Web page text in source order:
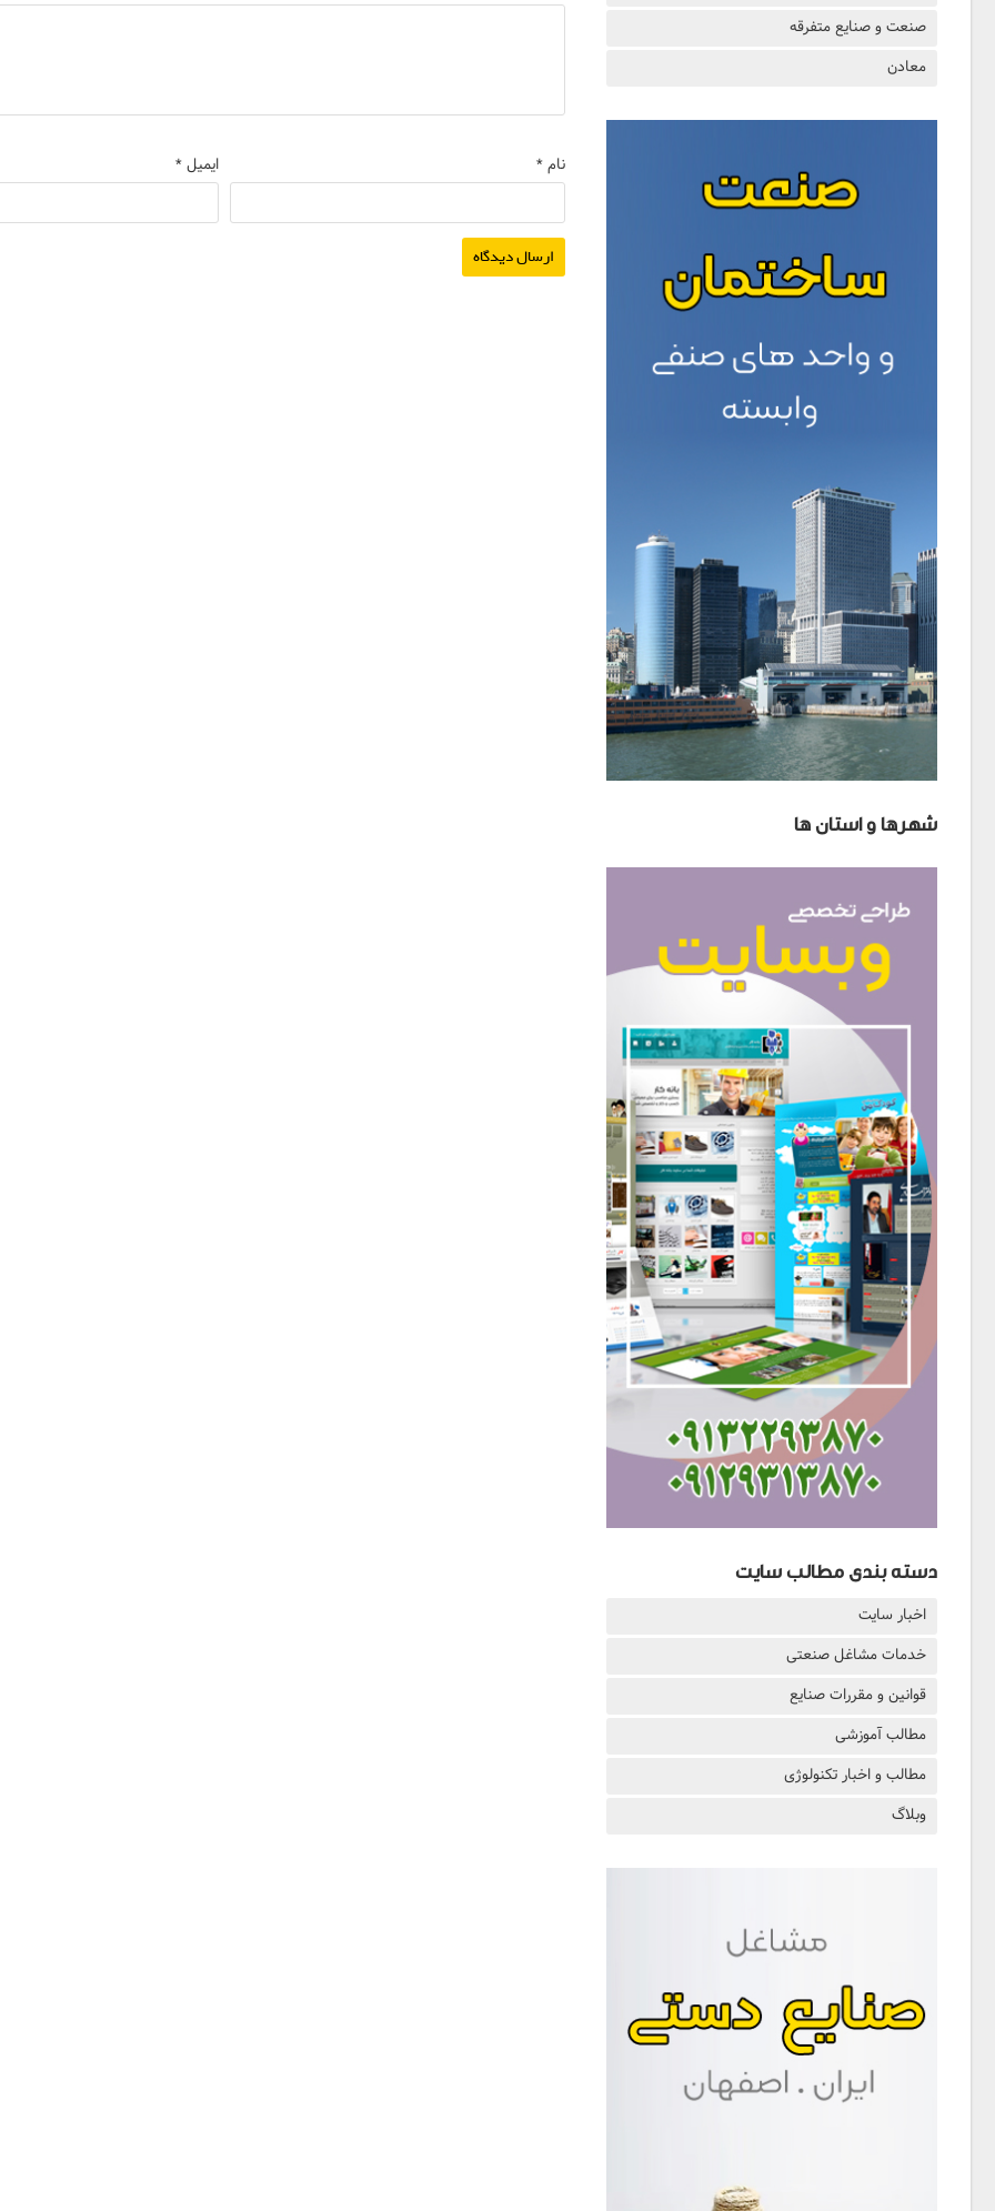
نام* ایمیل*
صنعت و صنایع متفرقه
معادن
شهرها و استان ها
دسته بندی مطالب سایت
اخبار سایت
خدمات مشاغل صنعتی
قوانین و مقررات صنایع
مطالب آموزشی
مطالب و اخبار تکنولوژی
وبلاگ